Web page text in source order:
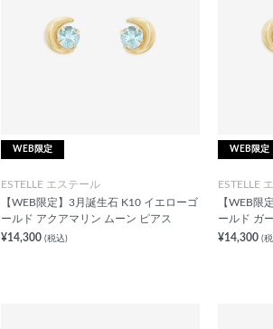
WEB限定
ESTELLE エステール
【WEB限定】3月誕生石 K10 イエローゴ
ールド アクアマリン ムーン ピアス
¥14,300 (税込)
WEB限定
ESTELLE
【WEB限
ールド ガ
¥14,300 (